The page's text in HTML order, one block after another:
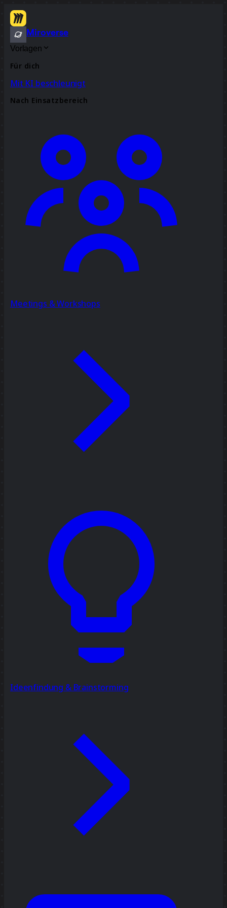
Miroverse
Vorlagen
Für dich
Mit KI beschleunigt
Nach Einsatzbereich
Meetings & Workshops
Ideenfindung & Brainstorming